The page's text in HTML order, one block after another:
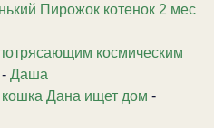
Пирожок котенок 2 мес
космическим
- Даша
Дана ищет дом -